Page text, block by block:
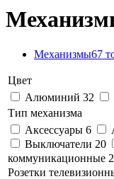
Механизмы67
Цвет
Алюминий 32
Тип механизма
Аксессуары 6
Выключатели 20
коммуникационные 2
Розетки